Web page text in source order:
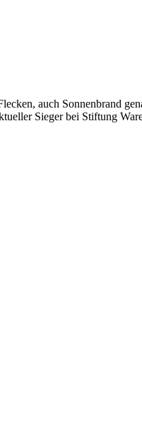
auch Sonnenbrand
Sieger bei Stiftung